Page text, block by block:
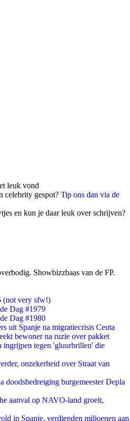
leuk vond
celebrity gespot? Tip ons dan via de
en kun je daar leuk over schrijven?
Showbizzbaas van de FP.
(not very sfw!)
Dag #1979
Dag #1980
uit Spanje na migratiecrisis Ceuta
bewoner na ruzie over pakket
tegen 'gluurbrillen' die
onzekerheid over Straat van
doodsbedreiging burgemeester Depla
aanval op NAVO-land groeit,
in Spanje, verdienden miljoenen aan